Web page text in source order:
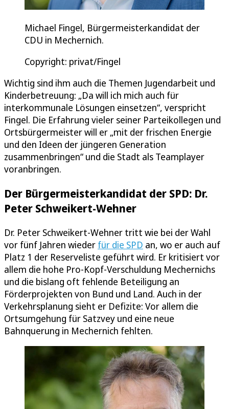
Michael Fingel, Bürgermeisterkandidat der
CDU in Mechernich.
Copyright: privat/Fingel
Wichtig sind ihm auch die Themen Jugendarbeit und
Kinderbetreuung: „Da will ich mich auch für
interkommunale Lösungen einsetzen“, verspricht
Fingel. Die Erfahrung vieler seiner Parteikollegen und
Ortsbürgermeister will er „mit der frischen Energie
und den Ideen der jüngeren Generation
zusammenbringen“ und die Stadt als Teamplayer
voranbringen.
Der Bürgermeisterkandidat der SPD: Dr.
Peter Schweikert-Wehner
Dr. Peter Schweikert-Wehner tritt wie bei der Wahl
vor fünf Jahren wieder für die SPD an, wo er auch auf
Platz 1 der Reserveliste geführt wird. Er kritisiert vor
allem die hohe Pro-Kopf-Verschuldung Mechernichs
und die bislang oft fehlende Beteiligung an
Förderprojekten von Bund und Land. Auch in der
Verkehrsplanung sieht er Defizite: Vor allem die
Ortsumgehung für Satzvey und eine neue
Bahnquerung in Mechernich fehlten.